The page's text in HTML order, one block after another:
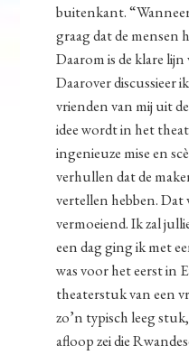
buitenkant.
graag dat de mensen
Daarom is de klare
Daarover discussieer
vrienden van mij uit
idee wordt in het
ingenieuze mise en
verhullen dat de
vertellen hebben. Dat
vermoeiend. Ik zal
een dag ging ik met
was voor het eerst in
theaterstuk van een
zo’n typisch leeg
afloop zei die